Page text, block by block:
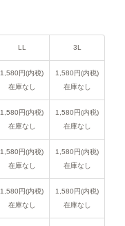
LL 3L
1,580円(内税)
在庫なし
1,580円(内税)
在庫なし
1,580円(内税)
在庫なし
1,580円(内税)
在庫なし
1,580円(内税)
在庫なし
1,580円(内税)
在庫なし
1,580円(内税)
在庫なし
1,580円(内税)
在庫なし